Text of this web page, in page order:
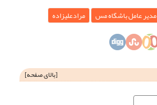
مدیر عامل باشگاه مس مرادعلیزاده
[بالای صفحه]